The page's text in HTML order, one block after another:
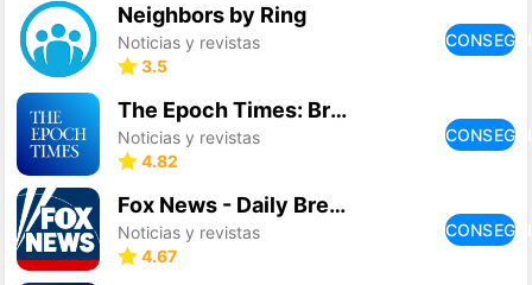
Neighbors by Ring
Noticias y revistas
3.5
The Epoch Times: Breaking News
Noticias y revistas
4.82
Fox News - Daily Breaking News
Noticias y revistas
4.67